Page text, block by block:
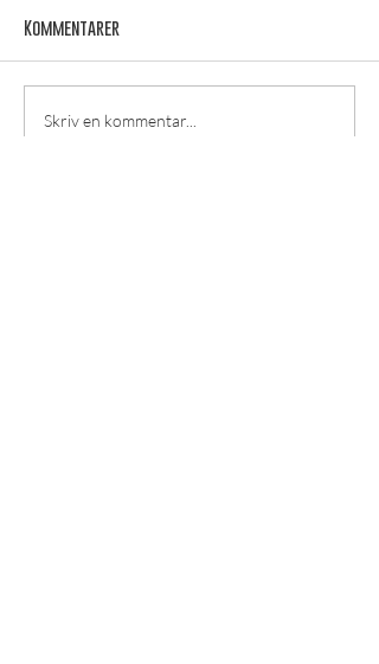
VIMMEL: Oktoberfest 2025
Kommentarer
Skriv en kommentar...